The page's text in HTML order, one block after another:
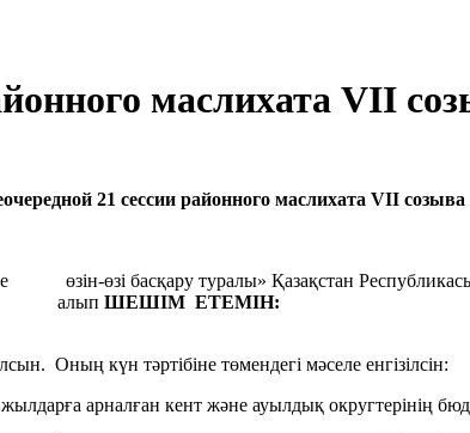
маслихата VII
21 сессии районного маслихата VII созыва
өзін-өзі басқару туралы» Қазақстан
алып ШЕШІМ ЕТЕМІН:
Оның күн тәртібіне төмендегі мәселе енгізілсін:
арналған кент және ауылдық округтерінің